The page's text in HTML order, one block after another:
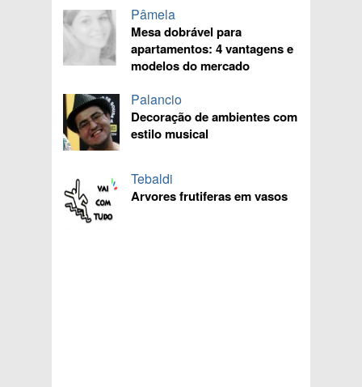
Pâmela
Mesa dobrável para
apartamentos: 4 vantagens e
modelos do mercado
Palancio
Decoração de ambientes com
estilo musical
Tebaldi
Arvores frutiferas em vasos